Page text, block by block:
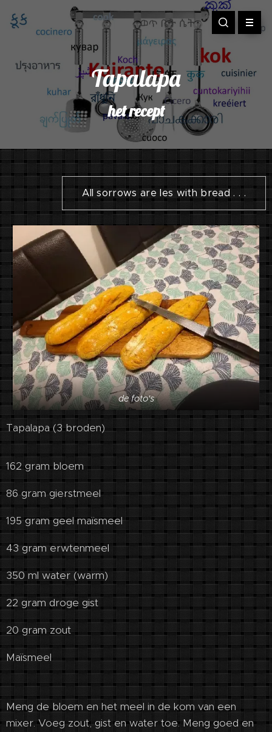
Tapalapa
het recept
All sorrows are les with bread . . .
de foto's
Tapalapa (3 broden)
162 gram bloem
86 gram gierstmeel
195 gram geel maïsmeel
43 gram erwtenmeel
350 ml water (warm)
22 gram droge gist
20 gram zout
Maïsmeel
Meng de bloem en het meel in de kom van een
mixer. Voeg zout, gist en water toe. Meng goed en